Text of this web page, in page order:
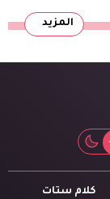
المزيد
كلام ستات